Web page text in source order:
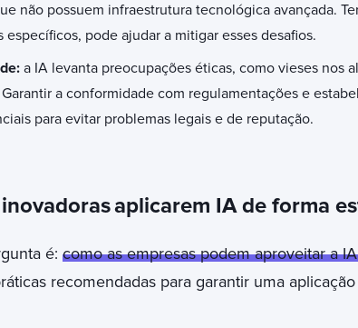
não possuem infraestrutura tecnológica avançada.
pode ajudar a mitigar esses desafios.
a IA levanta preocupações éticas, como vieses nos
a conformidade com regulamentações e
para evitar problemas legais e de reputação.
aplicarem IA de forma
é: como as empresas podem aproveitar a
recomendadas para garantir uma